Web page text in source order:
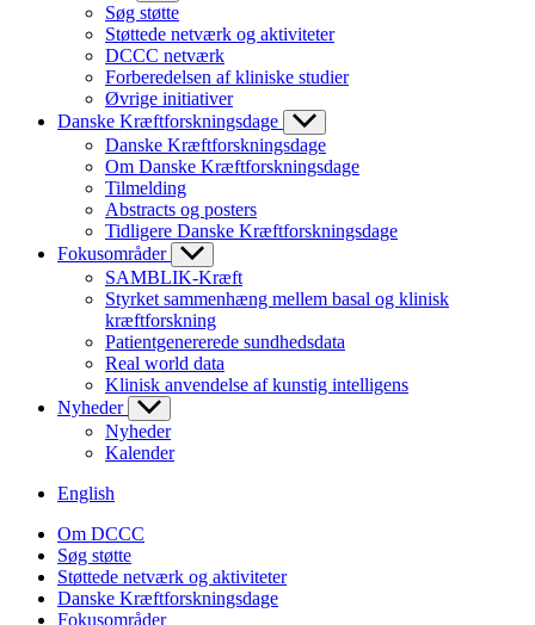
Søg støtte
Støttede netværk og aktiviteter
DCCC netværk
Forberedelsen af kliniske studier
Øvrige initiativer
Danske Kræftforskningsdage
Danske Kræftforskningsdage
Om Danske Kræftforskningsdage
Tilmelding
Abstracts og posters
Tidligere Danske Kræftforskningsdage
Fokusområder
SAMBLIK-Kræft
Styrket sammenhæng mellem basal og klinisk
kræftforskning
Patientgenererede sundhedsdata
Real world data
Klinisk anvendelse af kunstig intelligens
Nyheder
Nyheder
Kalender
English
Om DCCC
Søg støtte
Støttede netværk og aktiviteter
Danske Kræftforskningsdage
Fokusområder